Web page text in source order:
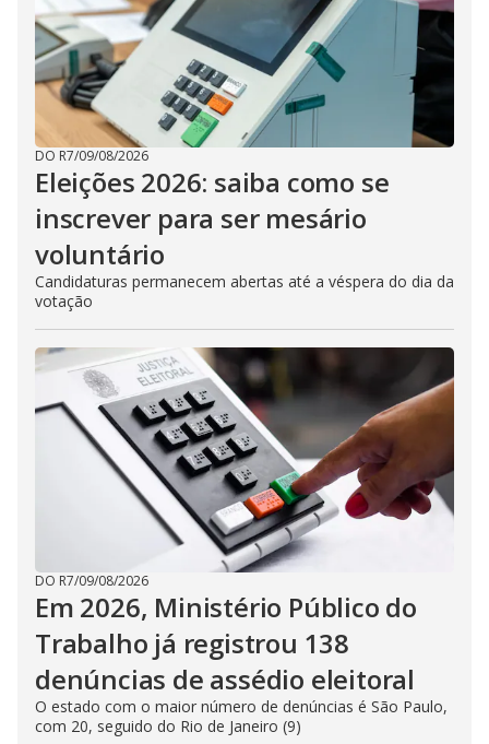
DO R7/09/08/2026
Eleições 2026: saiba como se
inscrever para ser mesário
voluntário
Candidaturas permanecem abertas até a véspera do dia da
votação
DO R7/09/08/2026
Em 2026, Ministério Público do
Trabalho já registrou 138
denúncias de assédio eleitoral
O estado com o maior número de denúncias é São Paulo,
com 20, seguido do Rio de Janeiro (9)